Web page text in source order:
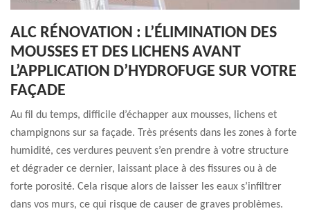
ALC RÉNOVATION : L’ÉLIMINATION DES
MOUSSES ET DES LICHENS AVANT
L’APPLICATION D’HYDROFUGE SUR VOTRE
FAÇADE
Au fil du temps, difficile d’échapper aux mousses, lichens et
champignons sur sa façade. Très présents dans les zones à forte
humidité, ces verdures peuvent s’en prendre à votre structure
et dégrader ce dernier, laissant place à des fissures ou à de
forte porosité. Cela risque alors de laisser les eaux s’infiltrer
dans vos murs, ce qui risque de causer de graves problèmes.